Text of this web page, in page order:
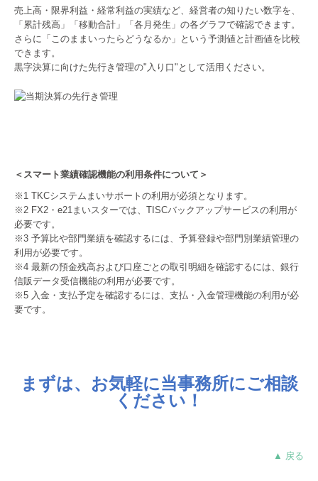
売上高・限界利益・経常利益の実績など、経営者の知りたい数字を、
「累計残高」「移動合計」「各月発生」の各グラフで確認できます。
さらに「このままいったらどうなるか」という予測値と計画値を比較
できます。
黒字決算に向けた先行き管理の"入り口"として活用ください。
＜スマート業績確認機能の利用条件について＞
※1 TKCシステムまいサポートの利用が必須となります。
※2 FX2・e21まいスターでは、TISCバックアップサービスの利用が
必要です。
※3 予算比や部門業績を確認するには、予算登録や部門別業績管理の
利用が必要です。
※4 最新の預金残高および口座ごとの取引明細を確認するには、銀行
信販データ受信機能の利用が必要です。
※5 入金・支払予定を確認するには、支払・入金管理機能の利用が必
要です。
まずは、お気軽に当事務所にご相談
ください！
▲ 戻る